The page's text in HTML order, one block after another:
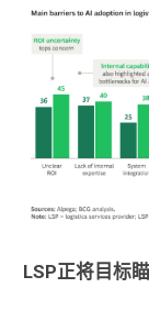
LSP正将目标